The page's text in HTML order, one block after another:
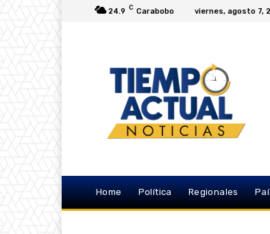
24.9 C Carabobo viernes, agosto 7,
Home Política Regionales